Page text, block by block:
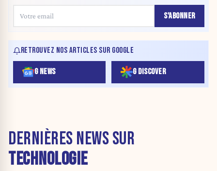
S'ABONNER
RETROUVEZ NOS ARTICLES SUR GOOGLE
G NEWS G DISCOVER
DERNIÈRES NEWS SUR
TECHNOLOGIE